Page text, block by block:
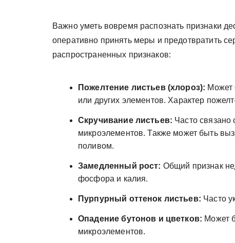
Важно уметь вовремя распознать признаки
оперативно принять меры и предотвратить
распространенных признаков:
Пожелтение листьев (хлороз): Может
или других элементов. Характер
Скручивание листьев: Часто связано
микроэлементов. Также может быть
поливом.
Замедленный рост: Общий признак
фосфора и калия.
Пурпурный оттенок листьев: Часто
Опадение бутонов и цветков: Может
микроэлементов.